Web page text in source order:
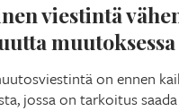
viestintä
muutoksessa
on ennen
jossa on tarkoitus